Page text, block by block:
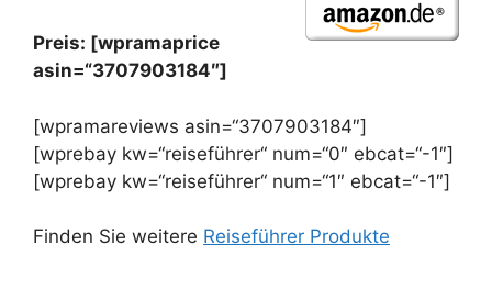
Preis: [wpramaprice
asin=“3707903184″]
[wpramareviews asin=“3707903184″]
[wprebay kw=“reiseführer“ num=“0″ ebcat=“-1″]
[wprebay kw=“reiseführer“ num=“1″ ebcat=“-1″]
Finden Sie weitere Reiseführer Produkte